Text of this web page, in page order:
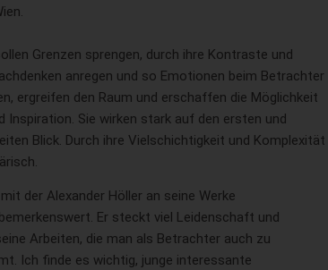
Grenzen sprengen, durch ihre Kontraste und
anregen und so Emotionen beim Betrachter
ergreifen den Raum und erschaffen die Möglichkeit
Inspiration. Sie wirken stark auf den ersten und
Blick. Durch ihre Vielschichtigkeit und Komplexität
der Alexander Höller an seine Werke
Er steckt viel Leidenschaft und
Arbeiten, die man als Betrachter auch zu
Ich finde es wichtig, junge interessante